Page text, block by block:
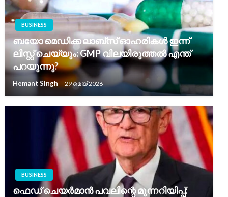
BUSINESS
ബയോ മെഡിക്ക ലാബ്സ് ഓഹരികൾ ഇന്ന്
ലിസ്റ്റ് ചെയ്യും: GMP വിലയിരുത്തൽ എന്ത്
പറയുന്നു?
Hemant Singh 29 മെയ്‌ 2026
BUSINESS
ഫെഡ് ചെയർമാൻ പവലിന്റെ മുന്നറിയിപ്പ്: